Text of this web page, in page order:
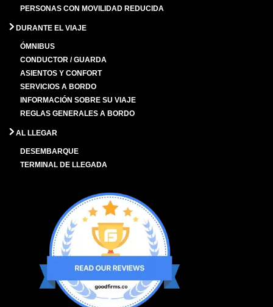
PERSONAS CON MOVILIDAD REDUCIDA
DURANTE EL VIAJE
ÓMNIBUS
CONDUCTOR / GUARDA
ASIENTOS Y CONFORT
SERVICIOS A BORDO
INFORMACIÓN SOBRE SU VIAJE
REGLAS GENERALES A BORDO
AL LLEGAR
DESEMBARQUE
TERMINAL DE LLEGADA